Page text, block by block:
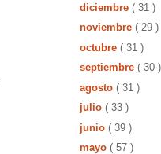
diciembre ( 31 )
noviembre ( 29 )
octubre ( 31 )
septiembre ( 30 )
agosto ( 31 )
julio ( 33 )
junio ( 39 )
mayo ( 57 )